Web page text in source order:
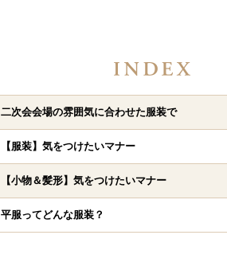
二次会会場の雰囲気に合わせた服装で
【服装】気をつけたいマナー
【小物＆髪形】気をつけたいマナー
平服ってどんな服装？